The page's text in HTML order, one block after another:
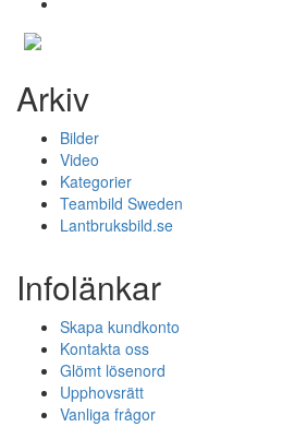
Arkiv
Bilder
Video
Kategorier
Teambild Sweden
Lantbruksbild.se
Infolänkar
Skapa kundkonto
Kontakta oss
Glömt lösenord
Upphovsrätt
Vanliga frågor